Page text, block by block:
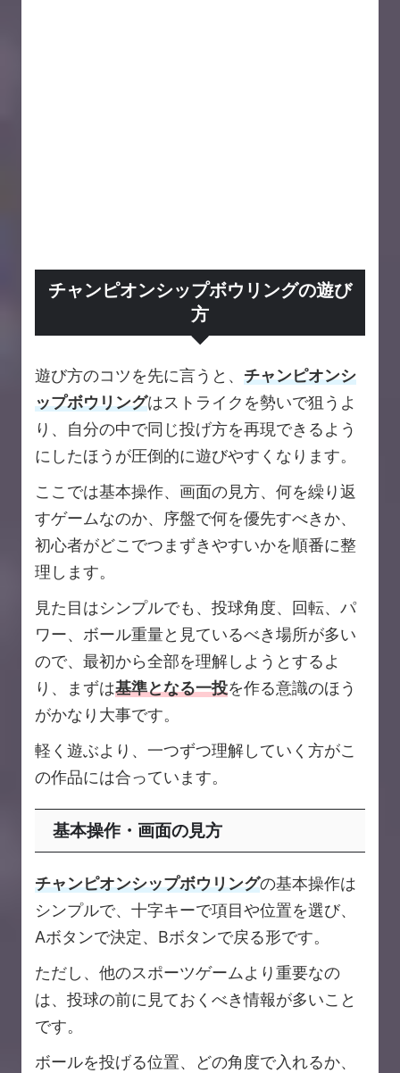
チャンピオンシップボウリングの遊び
方
遊び方のコツを先に言うと、 チャンピオンシ
ップボウリングはストライクを勢いで狙うよ
り、自分の中で同じ投げ方を再現できるよう
にしたほうが圧倒的に遊びやすくなります。
ここでは基本操作、画面の見方、何を繰り返
すゲームなのか、序盤で何を優先すべきか、
初心者がどこでつまずきやすいかを順番に整
理します。
見た目はシンプルでも、投球角度、回転、パ
ワー、ボール重量と見ているべき場所が多い
ので、最初から全部を理解しようとするよ
り、まずは基準となる一投を作る意識のほう
がかなり大事です。
軽く遊ぶより、一つずつ理解していく方がこ
の作品には合っています。
基本操作・画面の見方
チャンピオンシップボウリングの基本操作は
シンプルで、十字キーで項目や位置を選び、
Aボタンで決定、Bボタンで戻る形です。
ただし、他のスポーツゲームより重要なの
は、投球の前に見ておくべき情報が多いこと
です。
ボールを投げる位置、どの角度で入れるか、